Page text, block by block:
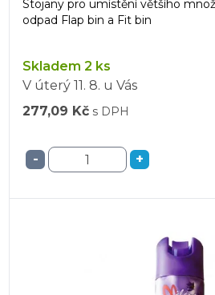
Stojany pro umístění většího
odpad Flap bin a Fit bin
Skladem 2 ks
V úterý 11. 8. u Vás
277,09 Kč s DPH
- +